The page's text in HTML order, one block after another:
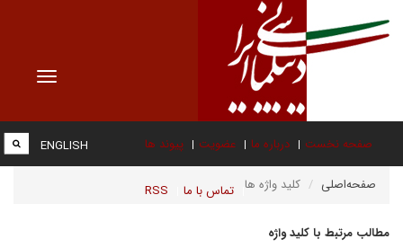
Toggle
صفحه نخست درباره ما عضویت پیوند ها
تماس با ما RSS
ENGLISH
صفحه‌اصلی کلید واژه ها
مطالب مرتبط با کلید واژه